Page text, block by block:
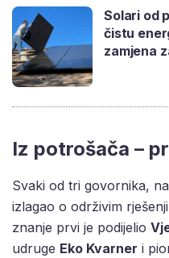
Solari od
čistu
zamjena
Iz potrošača –
Svaki od tri govornika,
izlagao o održivim
znanje prvi je podijelio
udruge Eko Kvarner i